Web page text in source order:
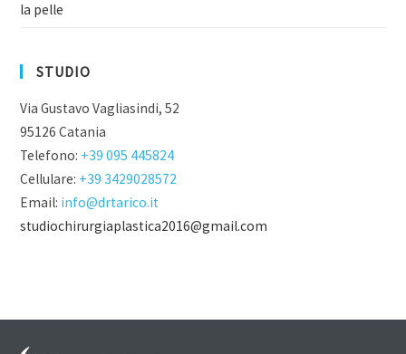
la pelle
STUDIO
Via Gustavo Vagliasindi, 52
95126 Catania
Telefono: +39 095 445824
Cellulare: +39 3429028572
Email: info@drtarico.it
studiochirurgiaplastica2016@gmail.com